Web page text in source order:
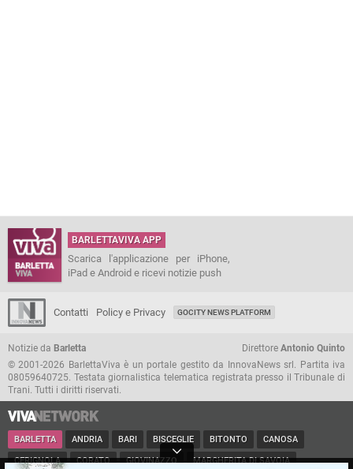
BARLETTAVIVA APP
Scarica l'applicazione per iPhone,
iPad e Android e ricevi notizie push
Contatti Policy e Privacy GOCITY NEWS PLATFORM
Notizie da Barletta Direttore Antonio Quinto
© 2001-2026 BarlettaViva è un portale gestito da InnovaNews srl. Partita iva
08059640725. Testata giornalistica telematica registrata presso il Tribunale di
Trani. Tutti i diritti riservati.
BARLETTA ANDRIA BARI BISCEGLIE BITONTO CANOSA
CERIGNOLA CORATO GIOVINAZZO MARGHERITA DI SAVOIA